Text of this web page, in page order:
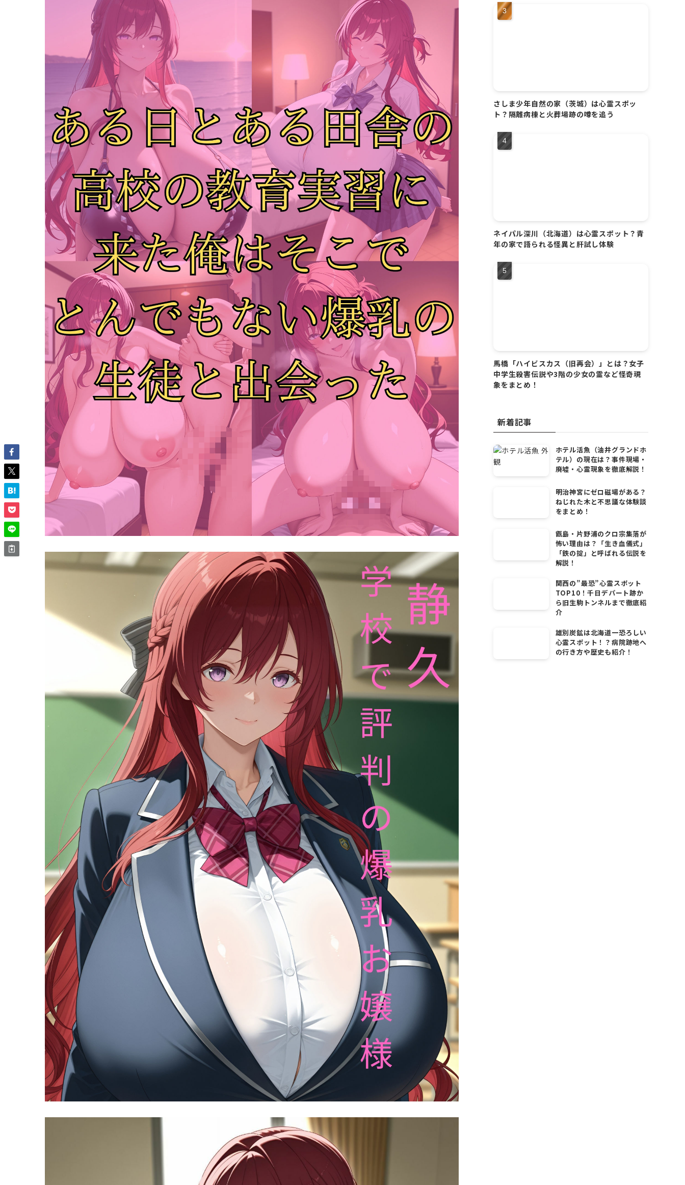
さしま少年自然の家（茨城）は心霊スポッ
ト？隔離病棟と火葬場跡の噂を追う
ネイパル深川（北海道）は心霊スポット？青
年の家で語られる怪異と肝試し体験
馬橋「ハイビスカス（旧再会）」とは？女子
中学生殺害伝説や3階の少女の霊など怪奇現
象をまとめ！
新着記事
ホテル活魚（油井グランドホ
テル）の現在は？事件現場・
廃墟・心霊現象を徹底解説！
明治神宮にゼロ磁場がある？
ねじれた木と不思議な体験談
をまとめ！
甑島・片野浦のクロ宗集落が
怖い理由は？「生き血儀式」
「鉄の掟」と呼ばれる伝説を
解説！
関西の”最恐”心霊スポット
TOP10！千日デパート跡か
ら旧生駒トンネルまで徹底紹
介
雄別炭鉱は北海道一恐ろしい
心霊スポット！？病院跡地へ
の行き方や歴史も紹介！